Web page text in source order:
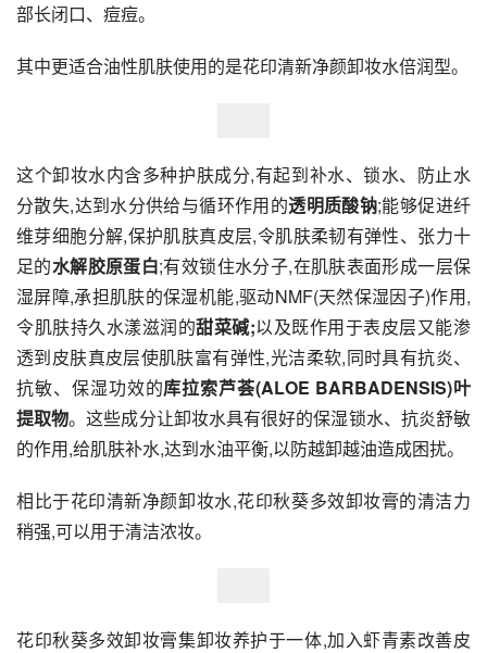
部长闭口、痘痘。
其中更适合油性肌肤使用的是花印清新净颜卸妆水倍润型。
这个卸妆水内含多种护肤成分,有起到补水、锁水、防止水
分散失,达到水分供给与循环作用的透明质酸钠;能够促进纤
维芽细胞分解,保护肌肤真皮层,令肌肤柔韧有弹性、张力十
足的水解胶原蛋白;有效锁住水分子,在肌肤表面形成一层保
湿屏障,承担肌肤的保湿机能,驱动NMF(天然保湿因子)作用,
令肌肤持久水漾滋润的甜菜碱;以及既作用于表皮层又能渗
透到皮肤真皮层使肌肤富有弹性,光洁柔软,同时具有抗炎、
抗敏、保湿功效的库拉索芦荟(ALOE BARBADENSIS)叶
提取物。这些成分让卸妆水具有很好的保湿锁水、抗炎舒敏
的作用,给肌肤补水,达到水油平衡,以防越卸越油造成困扰。
相比于花印清新净颜卸妆水,花印秋葵多效卸妆膏的清洁力
稍强,可以用于清洁浓妆。
花印秋葵多效卸妆膏集卸妆养护于一体,加入虾青素改善皮